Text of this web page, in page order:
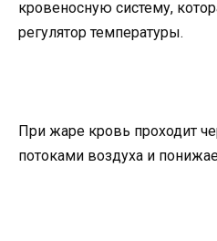
кровеносную систему,
регулятор температуры.
При жаре кровь проходит
потоками воздуха и